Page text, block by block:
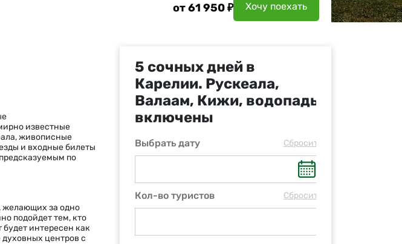
от 61 950 ₽ Хочу поехать
известные
живописные
и входные билеты
по
желающих за одно
подойдет тем, кто
интересен как
центров с
5 сочных дней в
Карелии. Рускеала,
Валаам, Кижи, водопады
включены
Выбрать дату Cбросить
Кол-во туристов Cбросить